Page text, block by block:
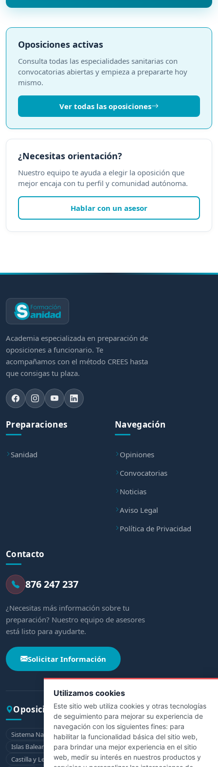
Utilizamos cookies
Este sitio web utiliza cookies y otras tecnologías
de seguimiento para mejorar su experiencia de
navegación con los siguientes fines: para
habilitar la funcionalidad básica del sitio web,
para brindar una mejor experiencia en el sitio
web, medir su interés en nuestros productos y
Oposiciones activas
Consulta todas las especialidades sanitarias con
convocatorias abiertas y empieza a prepararte hoy
mismo.
Ver todas las oposiciones
¿Necesitas orientación?
Nuestro equipo te ayuda a elegir la oposición que
mejor encaja con tu perfil y comunidad autónoma.
Hablar con un asesor
Academia especializada en preparación de
oposiciones a funcionario. Te
acompañamos con el método CREES hasta
que consigas tu plaza.
Preparaciones
Sanidad
Navegación
Opiniones
Convocatorias
Noticias
Aviso Legal
Política de Privacidad
Contacto
876 247 237
¿Necesitas más información sobre tu
preparación? Nuestro equipo de asesores
está listo para ayudarte.
Solicitar Información
Oposiciones por comunidad
Sistema Nacional de Salud Andalucía Aragón
Asturias
Islas Baleares
Canarias Cantabria
Castilla-La Mancha
Castilla y León
Cataluña Extremadura Galicia La Rioja